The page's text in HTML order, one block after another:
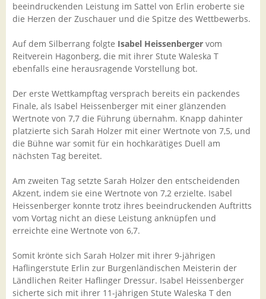
beeindruckenden Leistung im Sattel von Erlin eroberte sie
die Herzen der Zuschauer und die Spitze des Wettbewerbs.
Auf dem Silberrang folgte Isabel Heissenbergervom
Reitverein Hagonberg, die mit ihrer Stute Waleska T
ebenfalls eine herausragende Vorstellung bot.
Der erste Wettkampftag versprach bereits ein packendes
Finale, als Isabel Heissenberger mit einer glänzenden
Wertnote von 7,7 die Führung übernahm. Knapp dahinter
platzierte sich Sarah Holzer mit einer Wertnote von 7,5, und
die Bühne war somit für ein hochkarätiges Duell am
nächsten Tag bereitet.
Am zweiten Tag setzte Sarah Holzer den entscheidenden
Akzent, indem sie eine Wertnote von 7,2 erzielte. Isabel
Heissenberger konnte trotz ihres beeindruckenden Auftritts
vom Vortag nicht an diese Leistung anknüpfen und
erreichte eine Wertnote von 6,7.
Somit krönte sich Sarah Holzer mit ihrer 9-jährigen
Haflingerstute Erlin zur Burgenländischen Meisterin der
Ländlichen Reiter Haflinger Dressur. Isabel Heissenberger
sicherte sich mit ihrer 11-jährigen Stute Waleska T den